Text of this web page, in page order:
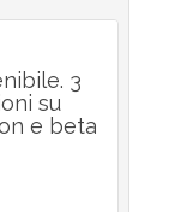
3
su
e beta